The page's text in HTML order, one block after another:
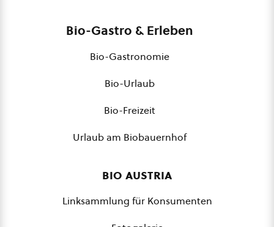
Bio-Gastro & Erleben
Bio-Gastronomie
Bio-Urlaub
Bio-Freizeit
Urlaub am Biobauernhof
bio austria
Linksammlung für Konsumenten